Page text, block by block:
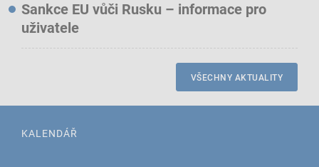
Sankce EU vůči Rusku – informace pro
uživatele
VŠECHNY AKTUALITY
KALENDÁŘ